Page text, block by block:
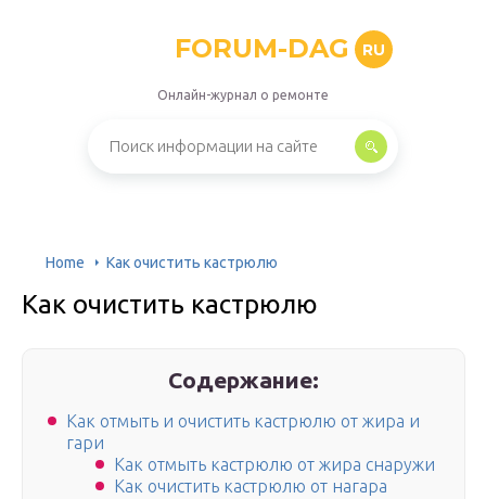
FORUM-DAG RU
Онлайн-журнал о ремонте
Home Как очистить кастрюлю
Как очистить кастрюлю
Содержание:
Как отмыть и очистить кастрюлю от жира и
гари
Как отмыть кастрюлю от жира снаружи
Как очистить кастрюлю от нагара